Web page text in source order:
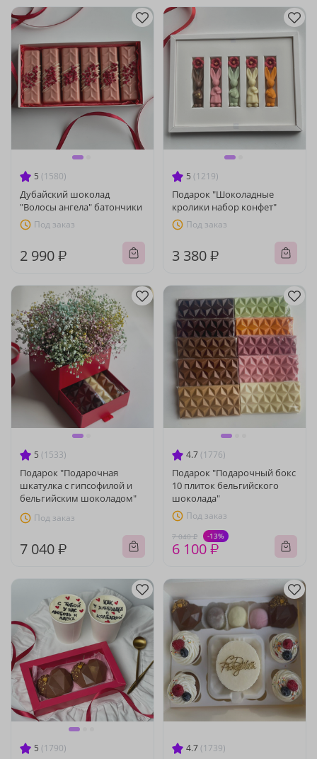
5 (1580)
Дубайский шоколад
"Волосы ангела" батончики
Под заказ
2 990 ₽
5 (1219)
Подарок "Шоколадные
кролики набор конфет"
Под заказ
3 380 ₽
5 (1533)
Подарок "Подарочная
шкатулка с гипсофилой и
бельгийским шоколадом"
Под заказ
7 040 ₽
4.7 (1776)
Подарок "Подарочный бокс
10 плиток бельгийского
шоколада"
Под заказ
7 040 ₽ -13%
6 100 ₽
5 (1790) 4.7 (1739)